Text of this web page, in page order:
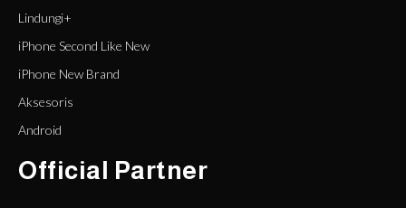
Lindungi+
iPhone Second Like New
iPhone New Brand
Aksesoris
Android
Official Partner